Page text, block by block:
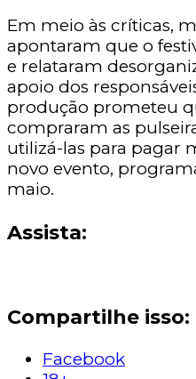
Em meio às críticas,
apontaram que o
e relataram
apoio dos
produção prometeu
compraram as
utilizá-las para pagar
novo evento,
maio.
Assista:
Compartilhe isso:
Facebook